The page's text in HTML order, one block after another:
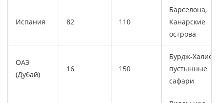
Испания 82 110
Барселона,
Канарские
острова
ОАЭ
(Дубай)
16 150
Бурдж‑Халифа,
пустынные
сафари